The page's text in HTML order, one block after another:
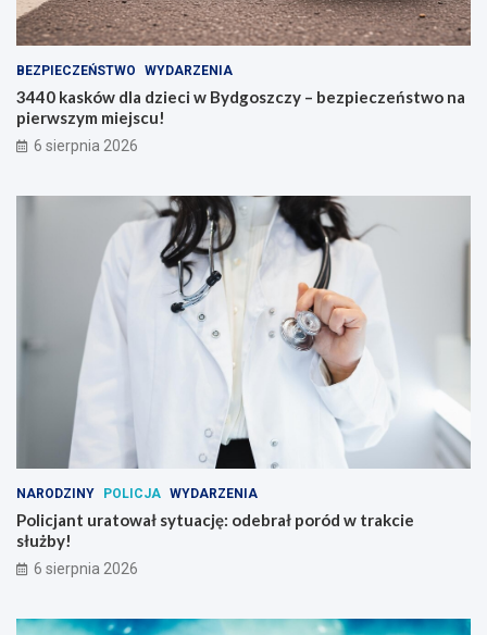
BEZPIECZEŃSTWO WYDARZENIA
3440 kasków dla dzieci w Bydgoszczy – bezpieczeństwo na
pierwszym miejscu!
6 sierpnia 2026
NARODZINY POLICJA WYDARZENIA
Policjant uratował sytuację: odebrał poród w trakcie
służby!
6 sierpnia 2026